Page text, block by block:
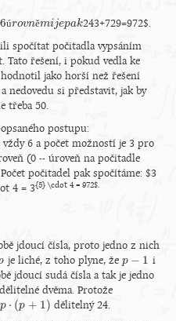
6úrovněmijepak
vněmijepak
243+729=972$.
spočítat počitadla vypsáním
Tato řešení, i pokud vedla ke
jako horší než řešení
nedovedu si představit, jak by
třeba 50.
postupu:
6 a počet možností je 3 pro
(0 -- úroveň na počitadle
počitadel pak spočítáme: $3
4 = 3{5} \cdot 4 = 972$.
jdoucí čísla, proto jedno z nich
je liché, z toho plyne, že p − 1
p−1 i
jdoucí sudá čísla a tak je jedno
dvěma. Protože
p ⋅ (p + 1)
p+ 1 )
dělitelný 24.